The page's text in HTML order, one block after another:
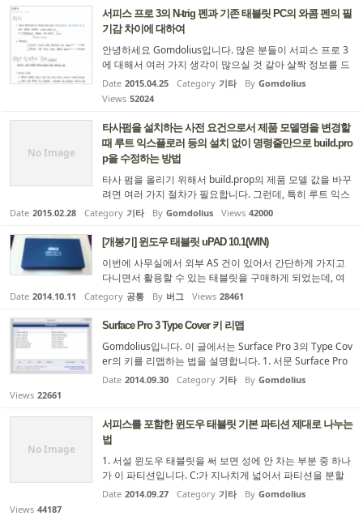
my computer 5) HID-complaint device 선택 (HID-compli
ant touch screen 아님) 6) 드라이버 설치 후 시스템 다시
시작
서피스 프로 3의 N-trig 펜과 기존 태블릿 PC의 와콤 펜의 필
기감 차이에 대하여
안녕하세요 Gomdolius입니다. 많은 분들이 서피스 프로 3
에 대해서 여러 가지 생각이 많으실 것 같아 살짝 정보를 드
리려 합니다. 미리 말씀드리지만, 저는 2008년부터 윈도우
기반 태블릿 PC를 꾸준히 써왔고, 제 손을 거쳐간 윈도우 태
T 2985A21, ASUS VIVOTAB NOTE 8) 그 중 저에게 최상의
필기감을 준 것은 역시 비싼 만큼 X201T였습니다만..어쩄
든. 여튼 그러므로 여기서 드리는 정보는 말그대로 7년 동안
의 태블릿 필기 경력(?)에서 나오는 것이니 조금은 믿으셔도
될 겁니다. 무...
Date 2015.04.25 Category 기타 By Gomdolius
Views 52024
No Image
타사펌을 설치하는 사전 요건으로서 제품 모델명을 변경할
때 루트 익스플로러 등의 설치 없이 명령줄만으로 build.pro
p을 수정하는 방법
타사 펌을 올리기 위해서 build.prop의 제품 모델 값을 바꾸
려면 여러 가지 절차가 필요합니다. 그런데, 특히 루트 익스
플로러 등의 앱을 사용하는 경우, 앱 자체의 능력 한계로 bu
ild.prop 전체를 읽어들이지 못하고, 그 결과 편집 후 저장하
면 시스템이 사용 불가능해지는 문제가 발생할 수 있습니
다. 이것을 우회하기 위해서 build.prop을 PC에 옮겨서 편
집하는 경우 Notepad++처럼 UNIX 줄바꿈(EOL) 문자를 지
원하는 텍스트 편집기를 별도로 설치해야 합니다. 메모장으
로 할 수 없거든요. 저처럼 언제나 이런 것들을 편집할 수 ...
Date 2015.02.28 Category 기타 By Gomdolius Views 42000
[개봉기] 윈도우 태블릿 uPAD 10.1(WIN)
이번에 사무실에서 외부 AS 건이 있어서 간단하게 가지고
다니면서 활용할 수 있는 태블릿을 구매하게 되었는데, 여
러 제품들을 살펴보다가, 가격 대비 효용성이 좋을듯 하여
선택하게 되었습니다. [iMUZ의 상품 소개 페이지] 클릭하
면 구경할 수 있어요~ 온라인(옥션)에서 구매한 후 처음에
는 택배로 주문 신청을 했는데, 직접 수령한다고 하니까, 회
사 방침 상 택배 주문은 방문 수령을 할 수 없다고 하며, 택
배를 기다릴 수밖에 없었다는...ㅠㅠ, 중간에 한글날이 껴서
하루 더 있다가 받았네요. ...
Date 2014.10.11 Category 공통 By 버그 Views 28461
Surface Pro 3 Type Cover 키 리맵
Gomdolius입니다. 이 글에서는 Surface Pro 3의 Type Cov
er의 키를 리맵하는 법을 설명합니다. 1. 서문 Surface Pro
3와 같이 배송되어 온 Type Cover는 굉장히 높은 퀄리티를
자랑하고, 사실 꽤나 만족스러운 수준이지만, - 컨텍스트 메
Dn 키가 공유되어 있다는 것 을 알게 되면 상당히 맥이 빠질
지도 모르겠습니다. PC를 오래 써 온 '전통적인' 사용자일수
록 Fn Lock을 걸고 펑션 키를 자주 쓰는 것이 일반적일 것입
니다. 그런데 펑션 키를 켜 두면 Hom...
Date 2014.09.30 Category 기타 By Gomdolius
Views 22661
No Image
서피스를 포함한 윈도우 태블릿 기본 파티션 제대로 나누는
법
1. 서설 윈도우 태블릿을 써 보면 성에 안 차는 부분 중 하나
가 이 파티션입니다. C:가 지나치게 넓어서 파티션을 분할
하고 싶은데 D:에 할당할 수 있는 용량이 거의 없습니다. 왜
냐 하면 파티션을 줄이려고(shrink) 해도 움직일 수 없는 파
Date 2014.09.27 Category 기타 By Gomdolius
Views 44187